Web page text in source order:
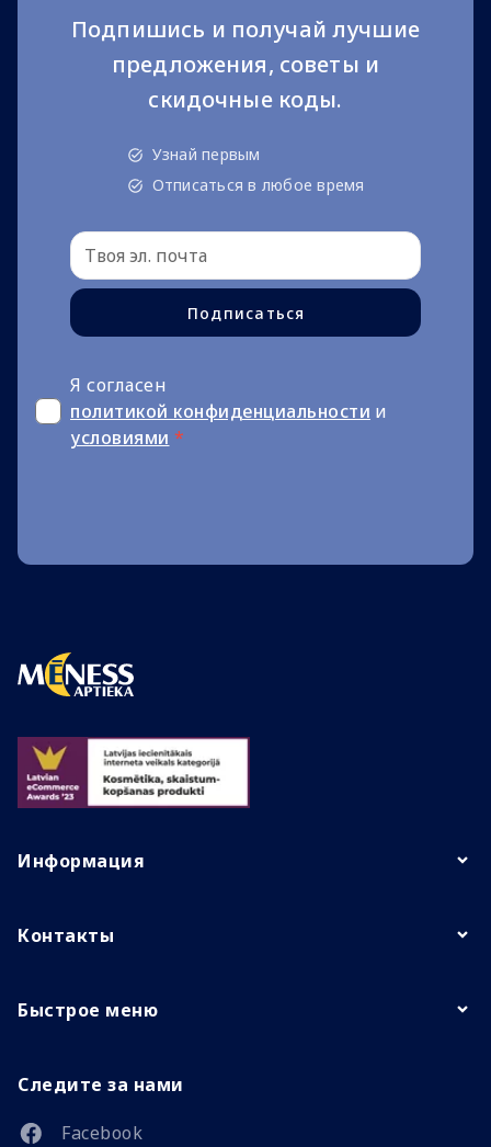
Подпишись и получай лучшие
предложения, советы и
скидочные коды.
Узнай первым
Отписаться в любое время
Подписаться
Я согласен
политикой конфиденциальности и
условиями *
Информация
Контакты
Быстрое меню
Следите за нами
Facebook